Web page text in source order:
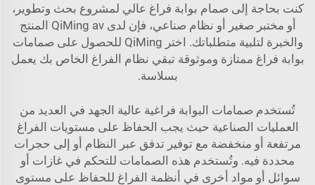
كنت بحاجة إلى صمام بوابة فراغ عالي لمشروع بحث وتطوير،
أو مختبر صغير أو نظام صناعي، فإن لدى QiMing av المنتج
والخبرة لتلبية متطلباتك. اختر QiMing للحصول على صمامات
بوابة فراغ ممتازة وموثوقة تبقي نظام الفراغ الخاص بك يعمل
بسلاسة.
تُستخدم صمامات البوابة فراغية عالية الجهد في العديد من
العمليات الصناعية حيث يجب الحفاظ على مستويات الفراغ
مرتفعة أو منخفضة مع توفير تدفق عبر النظام أو إلى حجرات
محددة فيه. وتُستخدم هذه الصمامات للتحكم في غازات أو
سوائل أو مواد أخرى في أنظمة الفراغ للحفاظ على مستوى